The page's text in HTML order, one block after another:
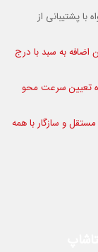
با پشتیبانی از
اضافه به سبد با درج
تعیین سرعت محو
و سازگار با همه